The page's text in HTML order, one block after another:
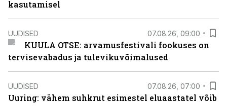
kasutamisel
UUDISED 07.08.26, 09:00
KUULA OTSE: arvamusfestivali fookuses on
tervisevabadus ja tulevikuvõimalused
UUDISED 07.08.26, 07:00
Uuring: vähem suhkrut esimestel eluaastatel võib